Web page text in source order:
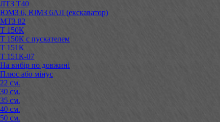
ЛТЗ Т40
ЮМЗ 6, ЮМЗ 6АЛ (екскаватор)
МТЗ 82
Т 150К
Т 150К с пускателем
Т 151К
Т 151К-07
На вибір по довжині
Плюс або мінус
22 см.
30 см.
35 см.
40 см.
50 см.